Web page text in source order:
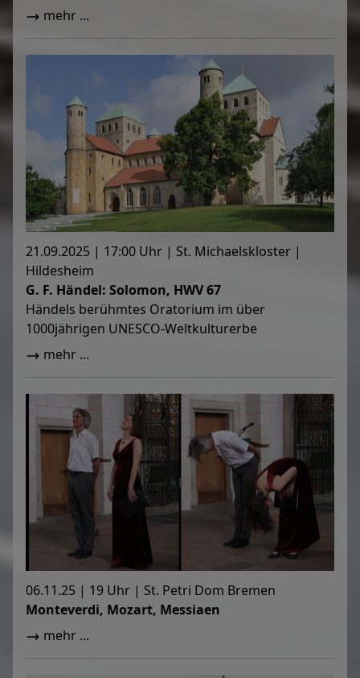
mehr ...
21.09.2025 | 17:00 Uhr | St. Michaelskloster |
Hildesheim
G. F. Händel: Solomon, HWV 67
Händels berühmtes Oratorium im über
1000jährigen UNESCO-Weltkulturerbe
mehr ...
06.11.25 | 19 Uhr | St. Petri Dom Bremen
Monteverdi, Mozart, Messiaen
mehr ...